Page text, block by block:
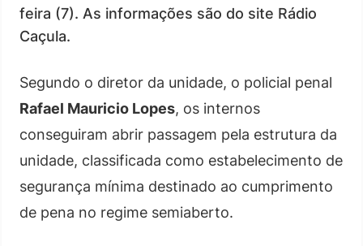
feira (7). As informações são do site Rádio
Caçula.
Segundo o diretor da unidade, o policial penal
Rafael Mauricio Lopes, os internos
conseguiram abrir passagem pela estrutura da
unidade, classificada como estabelecimento de
segurança mínima destinado ao cumprimento
de pena no regime semiaberto.